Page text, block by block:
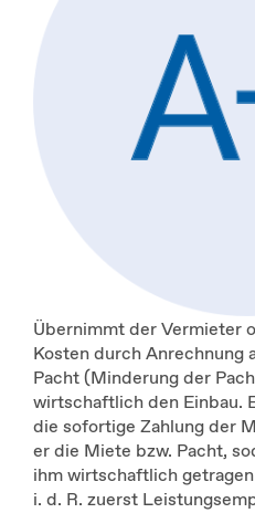
Übernimmt der Vermieter
Kosten durch Anrechnung
Pacht (Minderung der
wirtschaftlich den Einbau.
die sofortige Zahlung der
er die Miete bzw. Pacht,
ihm wirtschaftlich
i. d. R. zuerst